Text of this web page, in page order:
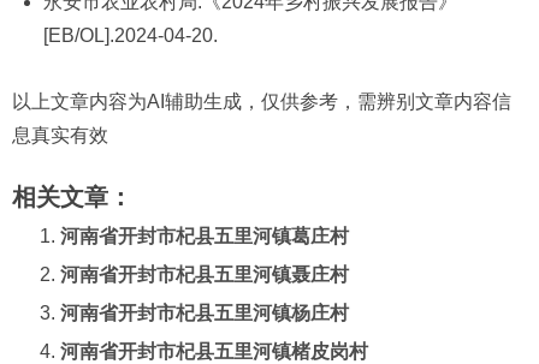
[EB/OL].2024-04-20.
以上文章内容为AI辅助生成，仅供参考，需辨别文章内容信
息真实有效
相关文章：
河南省开封市杞县五里河镇葛庄村
河南省开封市杞县五里河镇聂庄村
河南省开封市杞县五里河镇杨庄村
河南省开封市杞县五里河镇楮皮岗村